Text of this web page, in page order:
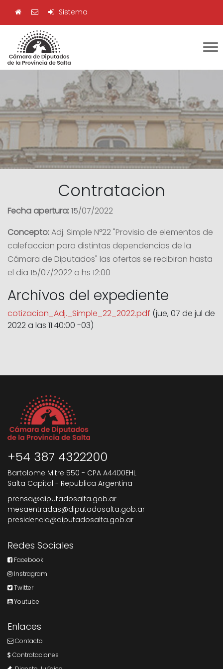
Sistema
Contratacion
Fecha apertura:15/07/2022
Concepto:Adj. Simple N°22 "Provisio de elementos de
calefaccion para distintas dependencias de la
Cámara de Diputados" las ofertas se recibiran hasta
el dia 15/07/2022 a hs 12:00
Archivos del expediente
cotizacion_Adj._Simple_22_2022.pdf (jue, 07 de jul de
2022 a las 11:40:00 -03)
+54 387 4322200
Bartolome Mitre 550 - CPA A4400EHL
Salta Capital - Republica Argentina
prensa@diputadosalta.gob.ar
mesaentradas@diputadosalta.gob.ar
presidencia@diputadosalta.gob.ar
Redes Sociales
Facebook
Instragram
Twitter
Youtube
Enlaces
Contacto
Contrataciones